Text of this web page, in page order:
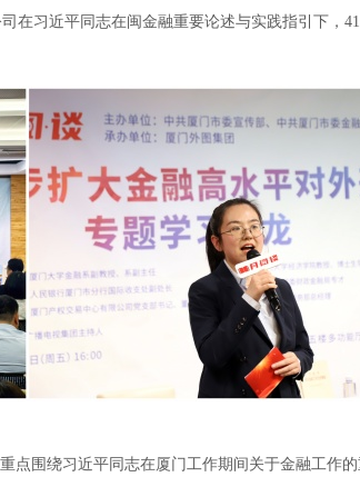
习近平同志在闽金融重要论述与实践指引下，
点围绕习近平同志在厦门工作期间关于金融工作